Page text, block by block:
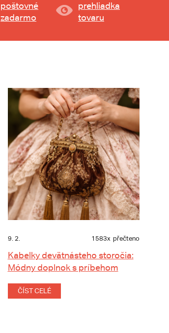
poštovné
zadarmo
prehliadka
tovaru
9. 2. 1583x přečteno
Kabelky devätnásteho storočia:
Módny doplnok s príbehom
ČÍST CELÉ